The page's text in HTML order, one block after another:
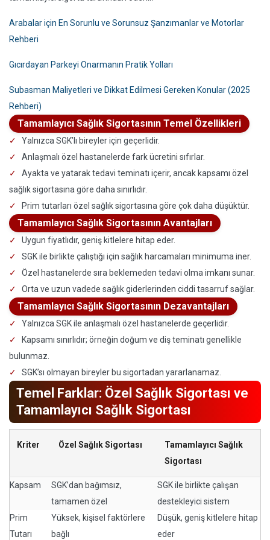
Arabalar için En Sorunlu ve Sorunsuz Şanzımanlar ve Motorlar
Rehberi
Gıcırdayan Parkeyi Onarmanın Pratik Yolları
Subasman Maliyetleri ve Dikkat Edilmesi Gereken Konular (2025
Rehberi)
Tamamlayıcı Sağlık Sigortasının Temel Özellikleri
Yalnızca SGK’lı bireyler için geçerlidir.
Anlaşmalı özel hastanelerde fark ücretini sıfırlar.
Ayakta ve yatarak tedavi teminatı içerir, ancak kapsamı özel
sağlık sigortasına göre daha sınırlıdır.
Prim tutarları özel sağlık sigortasına göre çok daha düşüktür.
Tamamlayıcı Sağlık Sigortasının Avantajları
Uygun fiyatlıdır, geniş kitlelere hitap eder.
SGK ile birlikte çalıştığı için sağlık harcamaları minimuma iner.
Özel hastanelerde sıra beklemeden tedavi olma imkanı sunar.
Orta ve uzun vadede sağlık giderlerinden ciddi tasarruf sağlar.
Tamamlayıcı Sağlık Sigortasının Dezavantajları
Yalnızca SGK ile anlaşmalı özel hastanelerde geçerlidir.
Kapsamı sınırlıdır; örneğin doğum ve diş teminatı genellikle
bulunmaz.
SGK’sı olmayan bireyler bu sigortadan yararlanamaz.
Temel Farklar: Özel Sağlık Sigortası ve
Tamamlayıcı Sağlık Sigortası
Kriter Özel Sağlık Sigortası
Tamamlayıcı Sağlık
Sigortası
Kapsam
SGK’dan bağımsız,
tamamen özel
SGK ile birlikte çalışan
destekleyici sistem
Prim
Tutarı
Yüksek, kişisel faktörlere
bağlı
Düşük, geniş kitlelere hitap
eder